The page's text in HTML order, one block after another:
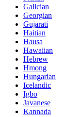
Galician
Georgian
Gujarati
Haitian
Hausa
Hawaiian
Hebrew
Hmong
Hungarian
Icelandic
Igbo
Javanese
Kannada